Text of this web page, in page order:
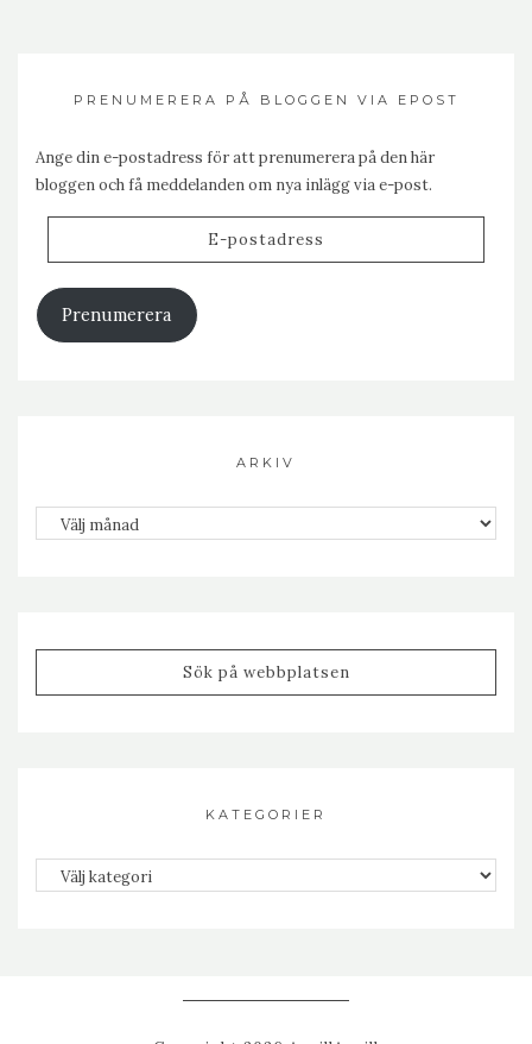
PRENUMERERA PÅ BLOGGEN VIA EPOST
Ange din e-postadress för att prenumerera på den här
bloggen och få meddelanden om nya inlägg via e-post.
Prenumerera
ARKIV
Arkiv
KATEGORIER
Kategorier